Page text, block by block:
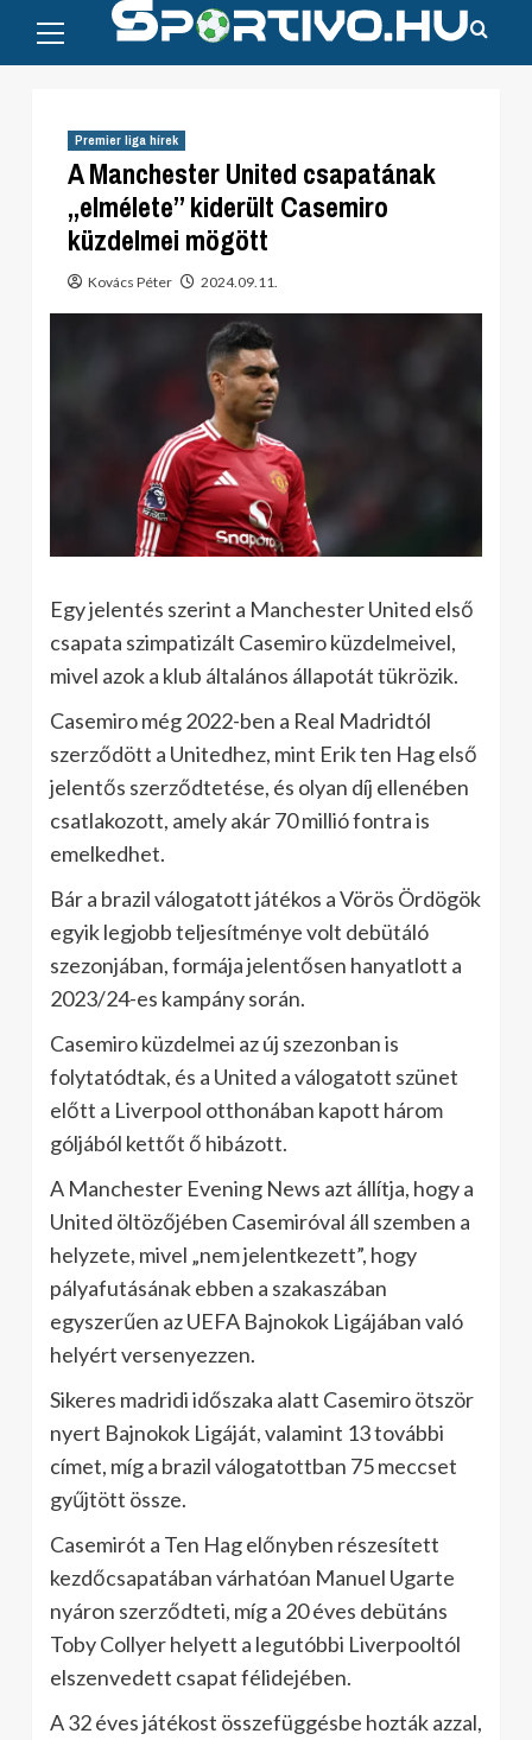
content
Menu
Premier liga hírek
A Manchester United csapatának
„elmélete” kiderült Casemiro
küzdelmei mögött
Kovács Péter 2024.09.11.
Egy jelentés szerint a Manchester United első
csapata szimpatizált Casemiro küzdelmeivel,
mivel azok a klub általános állapotát tükrözik.
Casemiro még 2022-ben a Real Madridtól
szerződött a Unitedhez, mint Erik ten Hag első
jelentős szerződtetése, és olyan díj ellenében
csatlakozott, amely akár 70 millió fontra is
emelkedhet.
Bár a brazil válogatott játékos a Vörös Ördögök
egyik legjobb teljesítménye volt debütáló
szezonjában, formája jelentősen hanyatlott a
2023/24-es kampány során.
Casemiro küzdelmei az új szezonban is
folytatódtak, és a United a válogatott szünet
előtt a Liverpool otthonában kapott három
góljából kettőt ő hibázott.
A Manchester Evening News azt állítja, hogy a
United öltözőjében Casemiróval áll szemben a
helyzete, mivel „nem jelentkezett”, hogy
pályafutásának ebben a szakaszában
egyszerűen az UEFA Bajnokok Ligájában való
helyért versenyezzen.
Sikeres madridi időszaka alatt Casemiro ötször
nyert Bajnokok Ligáját, valamint 13 további
címet, míg a brazil válogatottban 75 meccset
gyűjtött össze.
Casemirót a Ten Hag előnyben részesített
kezdőcsapatában várhatóan Manuel Ugarte
nyáron szerződteti, míg a 20 éves debütáns
Toby Collyer helyett a legutóbbi Liverpooltól
elszenvedett csapat félidejében.
A 32 éves játékost összefüggésbe hozták azzal,